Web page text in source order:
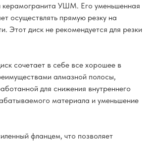
керамогранита УШМ. Его уменьшенная
осуществлять прямую резку на
Этот диск не рекомендуется для резки
сочетает в себе все хорошее в
алмазной полосы,
для снижения внутреннего
материала и уменьшение
фланцем, что позволяет